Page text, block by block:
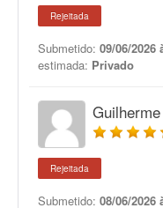
Rejeitada
Submetido: 09/06/2026
estimada: Privado
Rejeitada
Submetido: 08/06/2026